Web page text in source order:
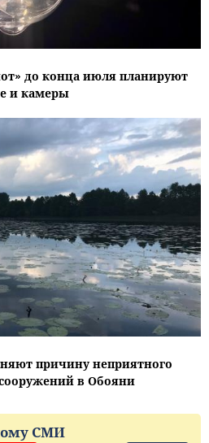
до конца июля планируют
и камеры
причину неприятного
в Обояни
СМИ